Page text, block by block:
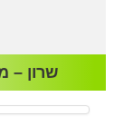
שרון –